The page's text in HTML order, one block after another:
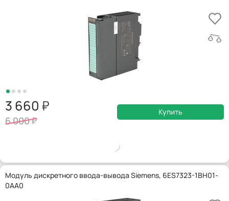
3 660
6 000
Купить
Модуль дискретного ввода-вывода Siemens, 6ES7323-1BH01-
0AA0